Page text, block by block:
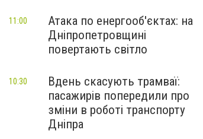
Атака по енергооб'єктах: на
Дніпропетровщині
повертають світло
11:00
Вдень скасують трамваї:
пасажирів попередили про
зміни в роботі транспорту
Дніпра
10:30